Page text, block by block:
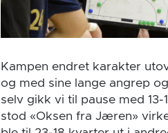
Kampen endret karakter
og med sine lange angrep
selv gikk vi til pause med
stod «Oksen fra Jæren»